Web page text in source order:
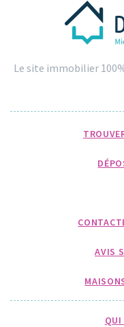
Le site immobilier
AVIS
QUI